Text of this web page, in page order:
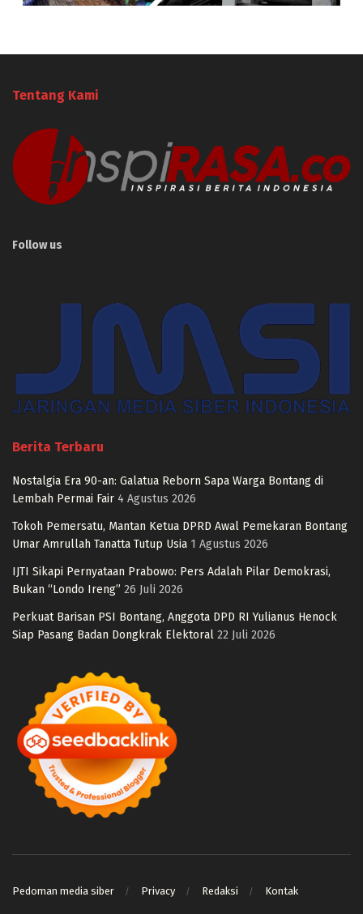
Tentang Kami
Follow us
Berita Terbaru
Nostalgia Era 90-an: Galatua Reborn Sapa Warga Bontang di
Lembah Permai Fair 4 Agustus 2026
Tokoh Pemersatu, Mantan Ketua DPRD Awal Pemekaran Bontang
Umar Amrullah Tanatta Tutup Usia 1 Agustus 2026
IJTI Sikapi Pernyataan Prabowo: Pers Adalah Pilar Demokrasi,
Bukan “Londo Ireng” 26 Juli 2026
Perkuat Barisan PSI Bontang, Anggota DPD RI Yulianus Henock
Siap Pasang Badan Dongkrak Elektoral 22 Juli 2026
Pedoman media siber Privacy Redaksi Kontak